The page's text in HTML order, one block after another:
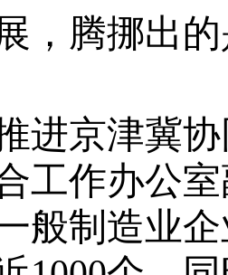
，腾挪出
进京津冀
工作办公
般制造业